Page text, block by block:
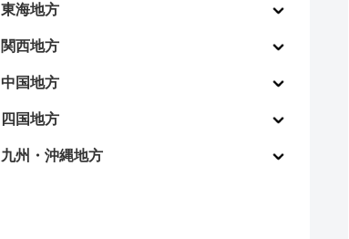
東海地方
関西地方
中国地方
四国地方
九州・沖縄地方